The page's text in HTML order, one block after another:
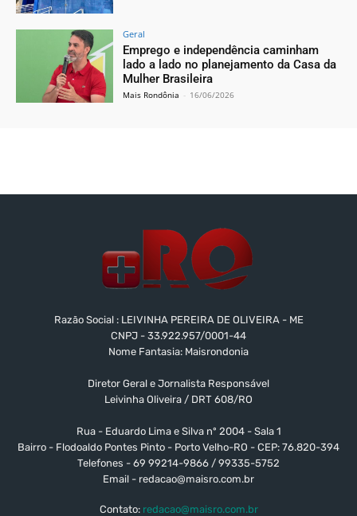
Geral
Emprego e independência caminham
lado a lado no planejamento da Casa da
Mulher Brasileira
Mais Rondônia - 16/06/2026
Razão Social : LEIVINHA PEREIRA DE OLIVEIRA - ME
CNPJ - 33.922.957/0001-44
Nome Fantasia: Maisrondonia
Diretor Geral e Jornalista Responsável
Leivinha Oliveira / DRT 608/RO
Rua - Eduardo Lima e Silva nº 2004 - Sala 1
Bairro - Flodoaldo Pontes Pinto - Porto Velho-RO - CEP: 76.820-394
Telefones - 69 99214-9866 / 99335-5752
Email - redacao@maisro.com.br
Contato: redacao@maisro.com.br